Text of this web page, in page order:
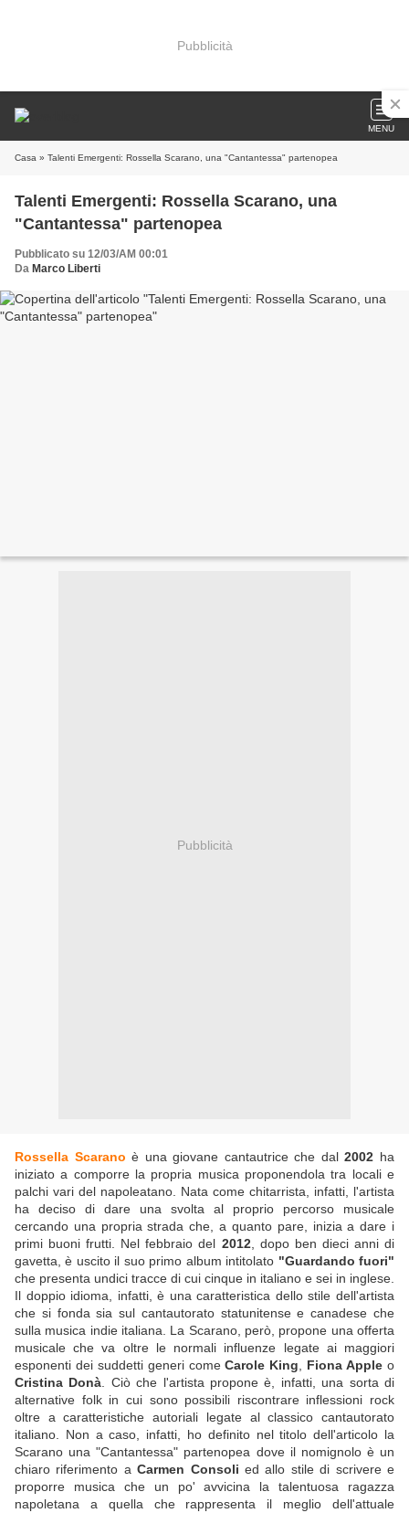
Pubblicità
MENU
Casa » Talenti Emergenti: Rossella Scarano, una "Cantantessa" partenopea
Talenti Emergenti: Rossella Scarano, una
"Cantantessa" partenopea
Pubblicato su 12/03/AM 00:01
Da Marco Liberti
Pubblicità
Rossella Scarano è una giovane cantautrice che dal2002 ha
iniziato a comporre la propria musica proponendola tra locali e
palchi vari del napoleatano. Nata come chitarrista, infatti, l'artista
ha deciso di dare una svolta al proprio percorso musicale
cercando una propria strada che, a quanto pare, inizia a dare i
primi buoni frutti. Nel febbraio del 2012, dopo ben dieci anni di
gavetta, è uscito il suo primo album intitolato "Guardando fuori"
che presenta undici tracce di cui cinque in italiano e sei in inglese.
Il doppio idioma, infatti, è una caratteristica dello stile dell'artista
che si fonda sia sul cantautorato statunitense e canadese che
sulla musica indie italiana. La Scarano, però, propone una offerta
musicale che va oltre le normali influenze legate ai maggiori
esponenti dei suddetti generi comeCarole King Fiona Apple o
Cristina Donà . Ciò che l'artista propone è, infatti, una sorta di
alternative folk in cui sono possibili riscontrare inflessioni rock
oltre a caratteristiche autoriali legate al classico cantautorato
italiano. Non a caso, infatti, ho definito nel titolo dell'articolo la
Scarano una "Cantantessa" partenopea dove il nomignolo è un
chiaro riferimento aCarmen Consoli ed allo stile di scrivere e
proporre musica che un po' avvicina la talentuosa ragazza
napoletana a quella che rappresenta il meglio dell'attuale